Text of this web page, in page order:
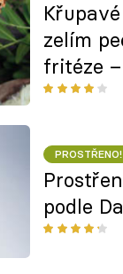
zelím
fritéze
českou
PROSTŘENO!
podle